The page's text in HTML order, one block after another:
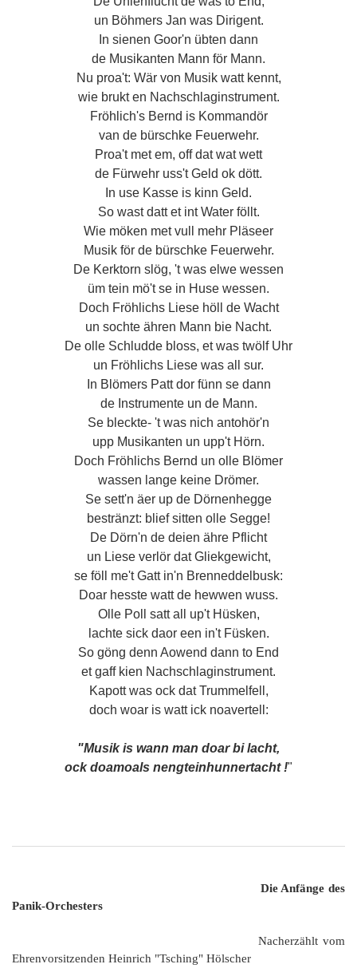
un Böhmers Jan was Dirigent.
In sienen Goor'n übten dann
de Musikanten Mann för Mann.
Nu proa't: Wär von Musik watt kennt,
wie brukt en Nachschlaginstrument.
Fröhlich's Bernd is Kommandör
van de bürschke Feuerwehr.
Proa't met em, off dat wat wett
de Fürwehr uss't Geld ok dött.
In use Kasse is kinn Geld.
So wast datt et int Water föllt.
Wie möken met vull mehr Pläseer
Musik för de bürschke Feuerwehr.
De Kerktorn slög, 't was elwe wessen
üm tein mö't se in Huse wessen.
Doch Fröhlichs Liese höll de Wacht
un sochte ähren Mann bie Nacht.
De olle Schludde bloss, et was twölf Uhr
un Fröhlichs Liese was all sur.
In Blömers Patt dor fünn se dann
de Instrumente un de Mann.
Se bleckte- 't was nich antohör'n
upp Musikanten un upp't Hörn.
Doch Fröhlichs Bernd un olle Blömer
wassen lange keine Drömer.
Se sett'n äer up de Dörnenhegge
bestränzt: blief sitten olle Segge!
De Dörn'n de deien ähre Pflicht
un Liese verlör dat Gliekgewicht,
se föll me't Gatt in'n Brenneddelbusk:
Doar hesste watt de hewwen wuss.
Olle Poll satt all up't Hüsken,
lachte sick daor een in't Füsken.
So göng denn Aowend dann to End
et gaff kien Nachschlaginstrument.
Kapott was ock dat Trummelfell,
doch woar is watt ick noavertell:
"Musik is wann man doar bi lacht,
ock doamoals nengteinhunnertacht !"
Die Anfänge des
Panik-Orchesters
Nacherzählt vom
Ehrenvorsitzenden Heinrich "Tsching" Hölscher